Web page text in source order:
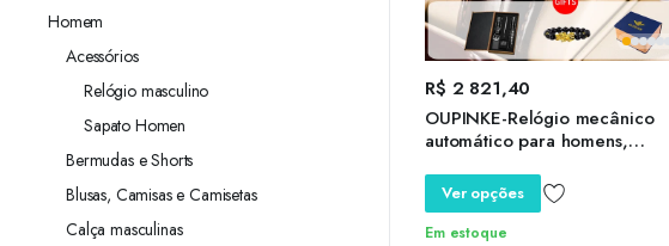
R$ 2 821,40
OUPINKE-Relógio mecânico
automático para homens,
relógios de pulso de luxo,
relógios de couro originais
Ver opções
Em estoque
Homem
Acessórios
Relógio masculino
Sapato Homen
Bermudas e Shorts
Blusas, Camisas e Camisetas
Calça masculinas